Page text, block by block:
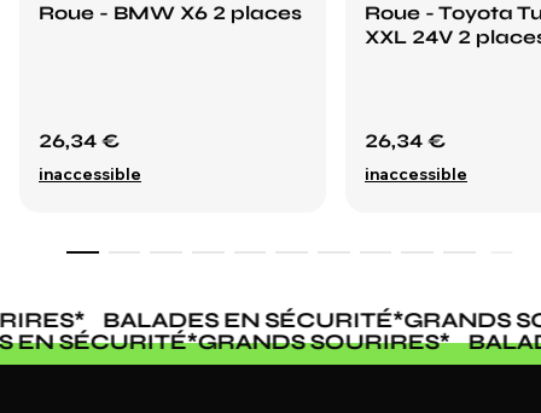
Roue - BMW X6 2 places
26,34 €
inaccessible
Roue - Toyota
XXL 24V 2
26,34 €
inaccessible
* BALADES EN SÉCURITÉ*GRANDS
EN SÉCURITÉ*GRANDS SOURIRES*